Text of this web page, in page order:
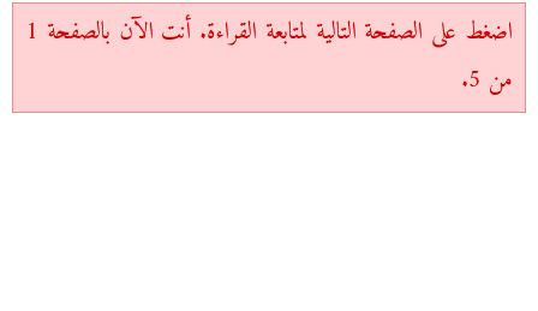
اضغط على الصفحة التالية لمتابعة القراءة. أنت الآن بالصفحة 1
من 5.